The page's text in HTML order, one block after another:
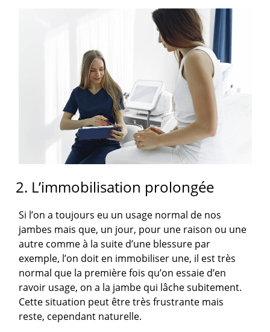
2. L’immobilisation prolongée
Si l’on a toujours eu un usage normal de nos
jambes mais que, un jour, pour une raison ou une
autre comme à la suite d’une blessure par
exemple, l’on doit en immobiliser une, il est très
normal que la première fois qu’on essaie d’en
ravoir usage, on a la jambe qui lâche subitement.
Cette situation peut être très frustrante mais
reste, cependant naturelle.